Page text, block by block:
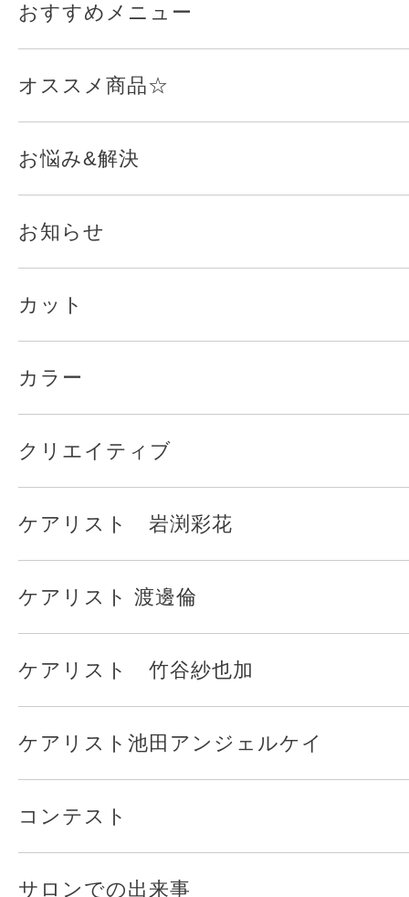
おすすめメニュー
オススメ商品☆
お悩み&解決
お知らせ
カット
カラー
クリエイティブ
ケアリスト 岩渕彩花
ケアリスト 渡邊倫
ケアリスト 竹谷紗也加
ケアリスト池田アンジェルケイ
コンテスト
サロンでの出来事